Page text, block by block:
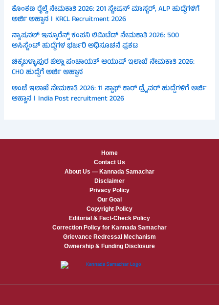
ಕೊಂಕಣ ರೈಲ್ವೆ ನೇಮಕಾತಿ 2026: 201 ಸ್ಟೇಷನ್ ಮಾಸ್ಟರ್, ALP ಹುದ್ದೆಗಳಿಗೆ
ಅರ್ಜಿ ಅಹ್ವಾನ । KRCL Recruitment 2026
ನ್ಯಾಷನಲ್ ಇನ್ಶೂರೆನ್ಸ್ ಕಂಪನಿ ಲಿಮಿಟೆಡ್ ನೇಮಕಾತಿ 2026: 500
ಅಸಿಸ್ಟೆಂಟ್ ಹುದ್ದೆಗಳ ಭರ್ಜರಿ ಅಧಿಸೂಚನೆ ಪ್ರಕಟ
ಚಿಕ್ಕಬಳ್ಳಾಪುರ ಜಿಲ್ಲಾ ಪಂಚಾಯತ್ ಆಯುಷ್ ಇಲಾಖೆ ನೇಮಕಾತಿ 2026:
CHO ಹುದ್ದೆಗೆ ಅರ್ಜಿ ಆಹ್ವಾನ
ಅಂಚೆ ಇಲಾಖೆ ನೇಮಕಾತಿ 2026: 11 ಸ್ಟಾಫ್ ಕಾರ್ ಡ್ರೈವರ್ ಹುದ್ದೆಗಳಿಗೆ ಅರ್ಜಿ
ಆಹ್ವಾನ । India Post recruitment 2026
Home
Contact Us
About Us — Kannada Samachar
Disclaimer
Privacy Policy
Our Goal
Copyright Policy
Editorial & Fact-Check Policy
Correction Policy for Kannada Samachar
Grievance Redressal Mechanism
Ownership & Funding Disclosure